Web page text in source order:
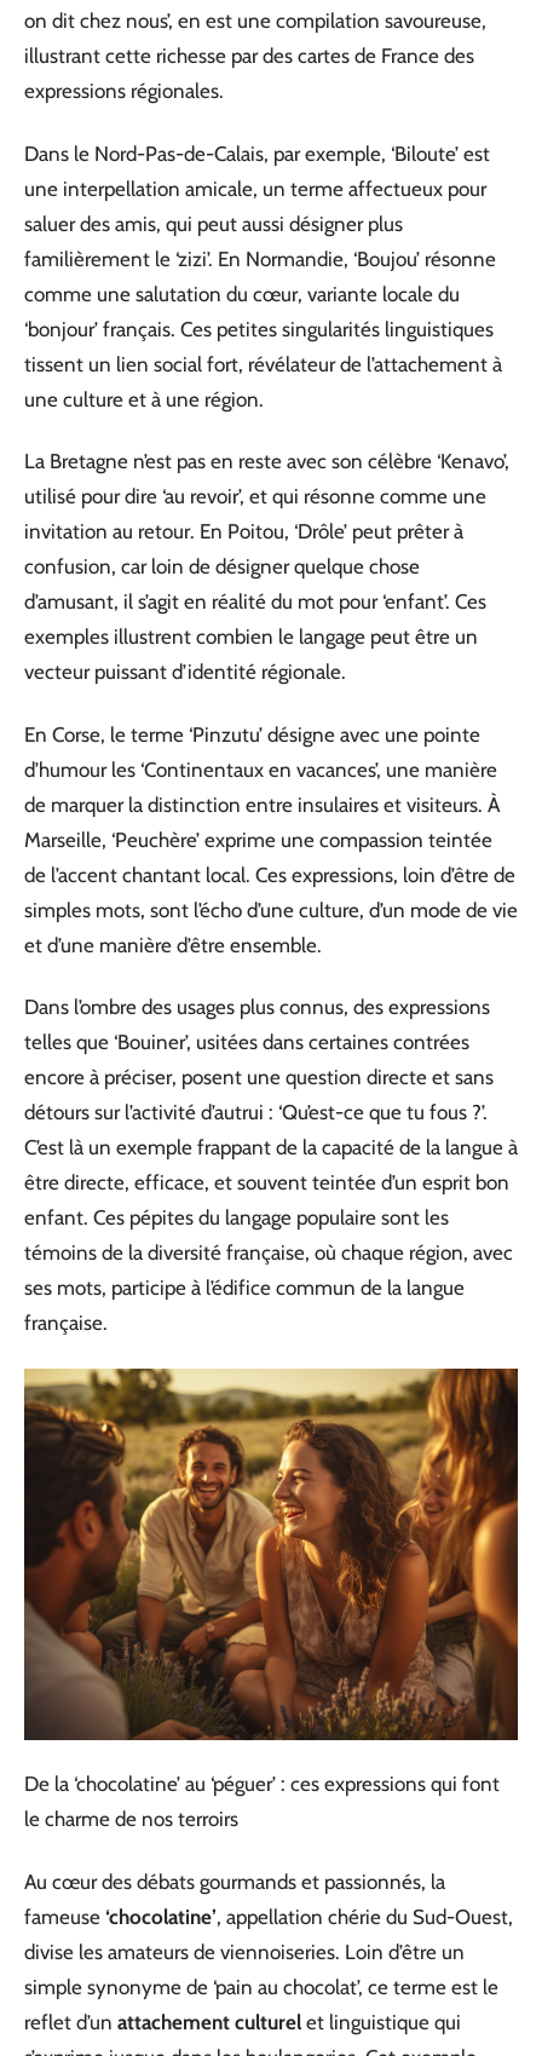
on dit chez nous’, en est une compilation savoureuse,
illustrant cette richesse par des cartes de France des
expressions régionales.
Dans le Nord-Pas-de-Calais, par exemple, ‘Biloute’ est
une interpellation amicale, un terme affectueux pour
saluer des amis, qui peut aussi désigner plus
familièrement le ‘zizi’. En Normandie, ‘Boujou’ résonne
comme une salutation du cœur, variante locale du
‘bonjour’ français. Ces petites singularités linguistiques
tissent un lien social fort, révélateur de l’attachement à
une culture et à une région.
La Bretagne n’est pas en reste avec son célèbre ‘Kenavo’,
utilisé pour dire ‘au revoir’, et qui résonne comme une
invitation au retour. En Poitou, ‘Drôle’ peut prêter à
confusion, car loin de désigner quelque chose
d’amusant, il s’agit en réalité du mot pour ‘enfant’. Ces
exemples illustrent combien le langage peut être un
vecteur puissant d’identité régionale.
En Corse, le terme ‘Pinzutu’ désigne avec une pointe
d’humour les ‘Continentaux en vacances’, une manière
de marquer la distinction entre insulaires et visiteurs. À
Marseille, ‘Peuchère’ exprime une compassion teintée
de l’accent chantant local. Ces expressions, loin d’être de
simples mots, sont l’écho d’une culture, d’un mode de vie
et d’une manière d’être ensemble.
Dans l’ombre des usages plus connus, des expressions
telles que ‘Bouiner’, usitées dans certaines contrées
encore à préciser, posent une question directe et sans
détours sur l’activité d’autrui : ‘Qu’est-ce que tu fous ?’.
C’est là un exemple frappant de la capacité de la langue à
être directe, efficace, et souvent teintée d’un esprit bon
enfant. Ces pépites du langage populaire sont les
témoins de la diversité française, où chaque région, avec
ses mots, participe à l’édifice commun de la langue
française.
De la ‘chocolatine’ au ‘péguer’ : ces expressions qui font
le charme de nos terroirs
Au cœur des débats gourmands et passionnés, la
fameuse ‘chocolatine’, appellation chérie du Sud-Ouest,
divise les amateurs de viennoiseries. Loin d’être un
simple synonyme de ‘pain au chocolat’, ce terme est le
reflet d’un attachement culturel et linguistique qui